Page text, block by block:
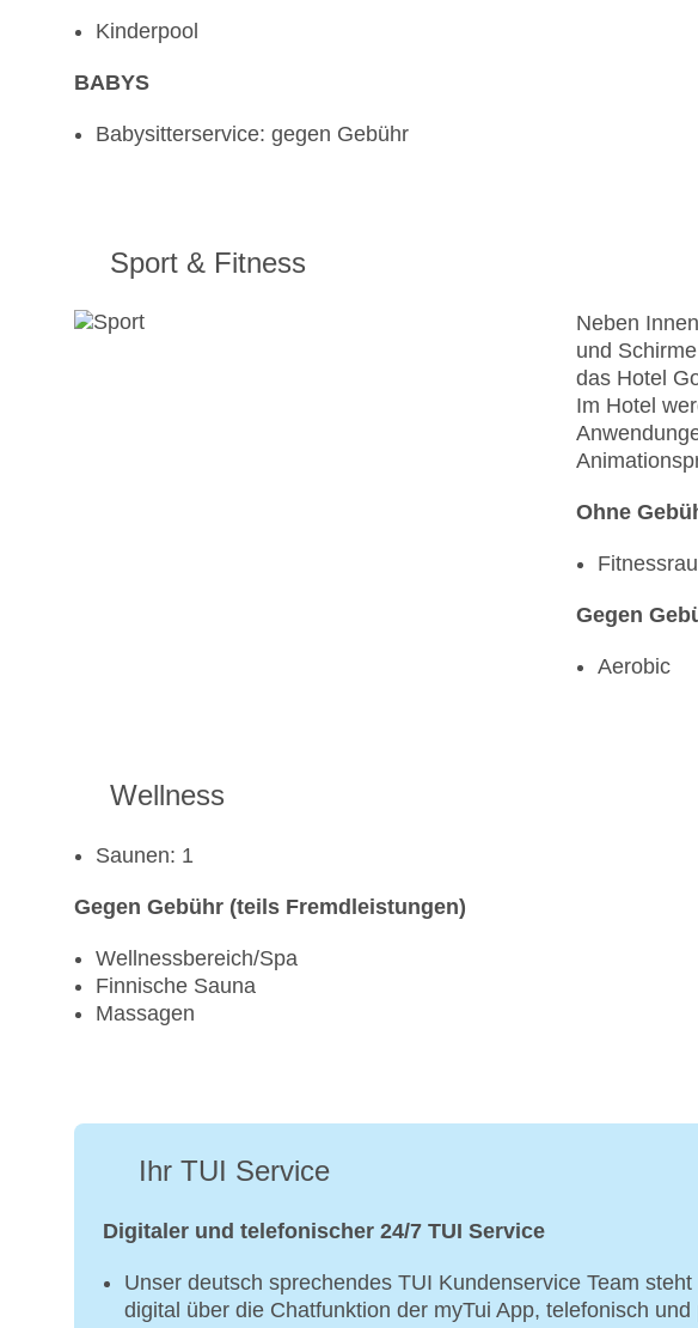
Kinderpool
BABYS
Babysitterservice: gegen Gebühr
Sport & Fitness
Neben
und
das Hotel
Im Hotel
Ohne
Gegen
Aerobic
Wellness
Saunen: 1
Gegen Gebühr (teils Fremdleistungen)
Wellnessbereich/Spa
Finnische Sauna
Massagen
Ihr TUI Service
Digitaler und telefonischer 24/7 TUI Service
Unser deutsch sprechendes TUI Kundenservice Team
digital über die Chatfunktion der myTui App, telefonisch